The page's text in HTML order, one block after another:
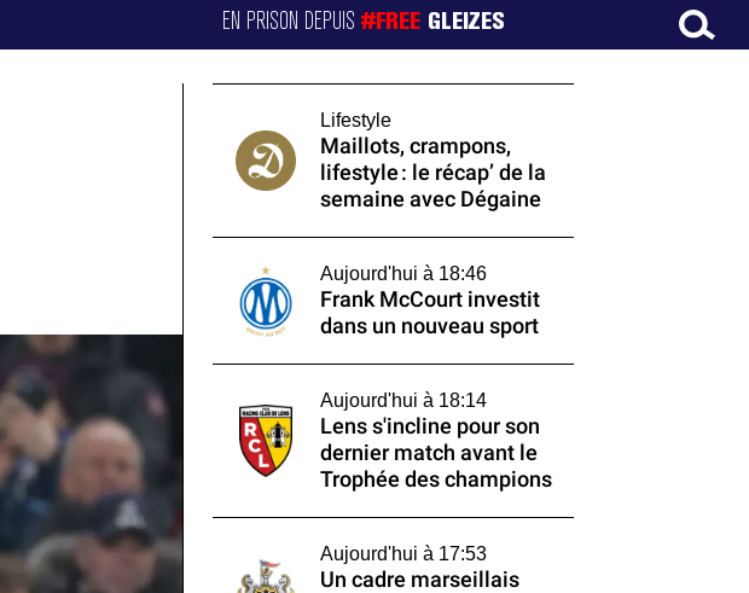
EN PRISON DEPUIS#FREE GLEIZES
Lifestyle
Maillots, crampons,
lifestyle : le récap’ de la
semaine avec Dégaine
Aujourd'hui à 18:46
Frank McCourt investit
dans un nouveau sport
Aujourd'hui à 18:14
Lens s'incline pour son
dernier match avant le
Trophée des champions
Aujourd'hui à 17:53
Un cadre marseillais